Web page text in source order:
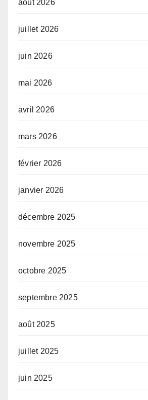
août 2026
juillet 2026
juin 2026
mai 2026
avril 2026
mars 2026
février 2026
janvier 2026
décembre 2025
novembre 2025
octobre 2025
septembre 2025
août 2025
juillet 2025
juin 2025